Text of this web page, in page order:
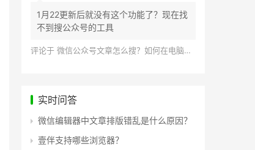
1月22更新后就没有这个功能了？现在找
不到搜公众号的工具
评论于 微信公众号文章怎么搜？如何在电脑上搜索公众号文章？
实时问答
微信编辑器中文章排版错乱是什么原因？
壹伴支持哪些浏览器？